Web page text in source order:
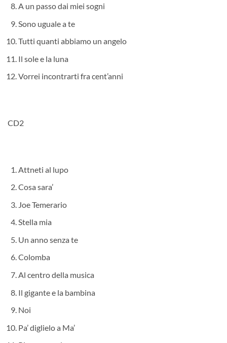
A un passo dai miei sogni
Sono uguale a te
Tutti quanti abbiamo un angelo
Il sole e la luna
Vorrei incontrarti fra cent’anni
CD2
Attneti al lupo
Cosa sara’
Joe Temerario
Stella mia
Un anno senza te
Colomba
Al centro della musica
Il gigante e la bambina
Noi
Pa’ diglielo a Ma’